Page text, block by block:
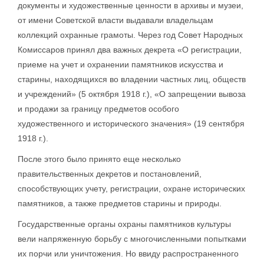
документы и художественные ценности в архивы и музеи,
от имени Советской власти выдавали владельцам
коллекций охранные грамоты. Через год Совет Народных
Комиссаров принял два важных декрета «О регистрации,
приеме на учет и охранении памятников искусства и
старины, находящихся во владении частных лиц, обществ
и учреждений» (5 октября 1918 г.), «О запрещении вывоза
и продажи за границу предметов особого
художественного и исторического значения» (19 сентября
1918 г.).
После этого было принято еще несколько
правительственных декретов и постановлений,
способствующих учету, регистрации, охране исторических
памятников, а также предметов старины и природы.
Государственные органы охраны памятников культуры
вели напряженную борьбу с многочисленными попытками
их порчи или уничтожения. Но ввиду распространенного